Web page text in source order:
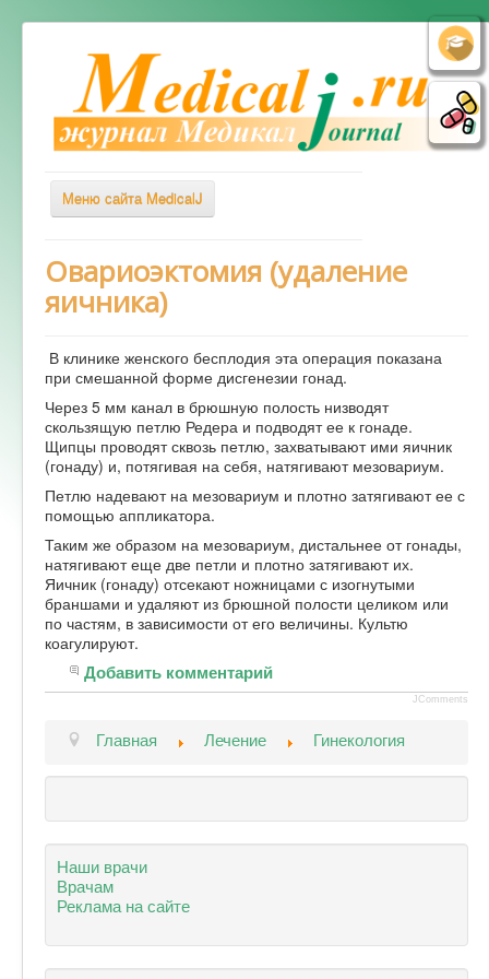
Меню сайта MedicalJ
Весь Медикал
Симптомы
Диагностика
Лечение
Советы врача
Альтернативная медицина
Форум
Овариоэктомия (удаление
яичника)
В клинике женского бесплодия эта операция показана
при смешанной форме дисгенезии гонад.
Через 5 мм канал в брюшную полость низводят
скользящую петлю Редера и подводят ее к гонаде.
Щипцы проводят сквозь петлю, захватывают ими яичник
(гонаду) и, потягивая на себя, натягивают мезовариум.
Петлю надевают на мезовариум и плотно затягивают ее с
помощью аппликатора.
Таким же образом на мезовариум, дистальнее от гонады,
натягивают еще две петли и плотно затягивают их.
Яичник (гонаду) отсекают ножницами с изогнутыми
браншами и удаляют из брюшной полости целиком или
по частям, в зависимости от его величины. Культю
коагулируют.
Добавить комментарий
JComments
Главная Лечение Гинекология
Наши врачи
Врачам
Реклама на сайте